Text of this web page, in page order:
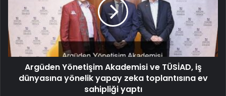
Argüden Yönetişim Akademisi ve TÜSİAD, iş
dünyasına yönelik yapay zeka toplantısına ev
sahipliği yaptı